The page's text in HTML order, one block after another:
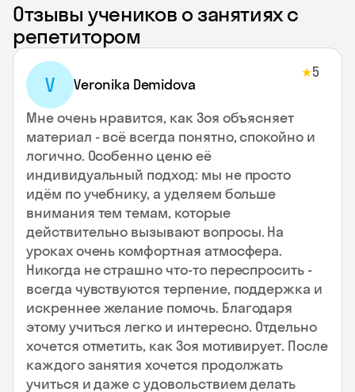
Отзывы учеников о занятиях с
репетитором
V Veronika Demidova
★5
Мне очень нравится, как Зоя объясняет
материал - всё всегда понятно, спокойно и
логично. Особенно ценю её
индивидуальный подход: мы не просто
идём по учебнику, а уделяем больше
внимания тем темам, которые
действительно вызывают вопросы. На
уроках очень комфортная атмосфера.
Никогда не страшно что-то переспросить -
всегда чувствуются терпение, поддержка и
искреннее желание помочь. Благодаря
этому учиться легко и интересно. Отдельно
хочется отметить, как Зоя мотивирует. После
каждого занятия хочется продолжать
учиться и даже с удовольствием делать